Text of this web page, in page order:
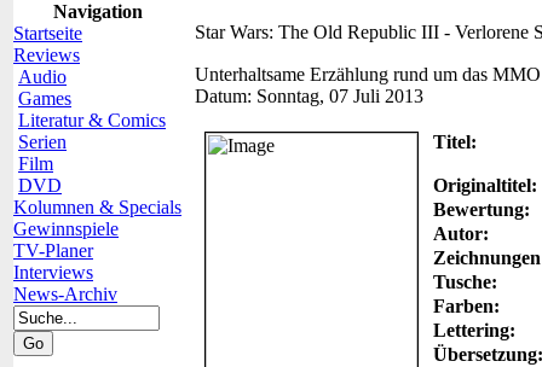
Navigation
Startseite
Reviews
Audio
Games
Literatur & Comics
Serien
Film
DVD
Kolumnen & Specials
Gewinnspiele
TV-Planer
Interviews
News-Archiv
Star Wars: The Old Republic III - Verlorene
Unterhaltsame Erzählung rund um das MMO
Datum: Sonntag, 07 Juli 2013
Titel:
Originaltitel:
Bewertung:
Autor:
Tusche:
Farben:
Lettering:
Übersetzung: